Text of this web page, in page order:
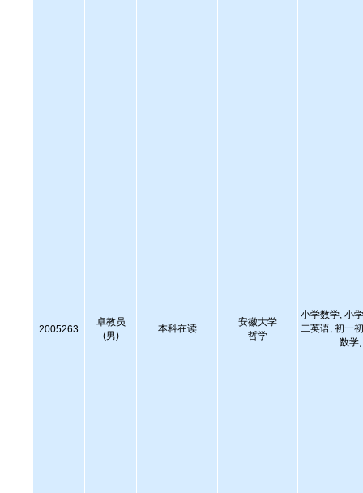
2005263
卓教员
(男)
本科在读
安徽大学
哲学
小学数学, 小
二英语, 初一
数学